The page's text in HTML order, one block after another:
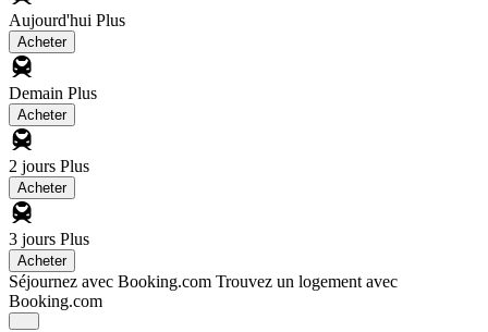
Aujourd'hui Plus
Acheter
Demain Plus
Acheter
2 jours Plus
Acheter
3 jours Plus
Acheter
Séjournez avec Booking.com Trouvez un logement avec
Booking.com